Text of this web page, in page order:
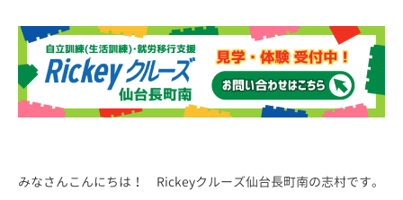
みなさんこんにちは！ Rickeyクルーズ仙台長町南の志村です。